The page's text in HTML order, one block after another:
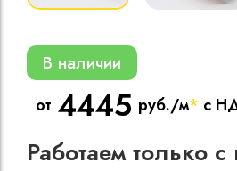
В наличии
от 4445 руб./м* с
Работаем только